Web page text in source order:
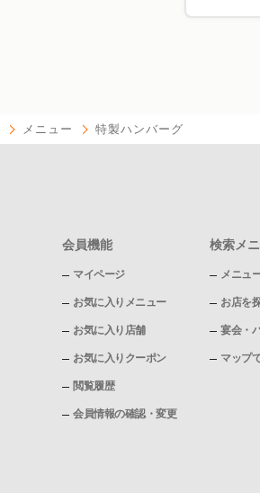
メニュー 特製ハンバーグ
会員機能
マイページ
お気に入りメニュー
お気に入り店舗
お気に入りクーポン
閲覧履歴
会員情報の確認・変更
検索メ
メニュ
お店を
宴会・
マップ